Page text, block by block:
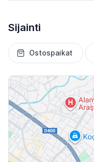
Sijainti
Ostospaikat